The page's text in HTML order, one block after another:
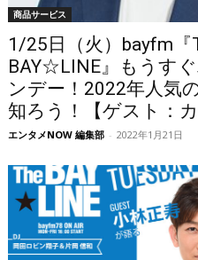
商品サービス
1/25日（火）bayfm『
BAY☆LINE』もうす
ンデー！2022年人気
知ろう！【ゲスト：カ
エンタメNOW 編集部 - 2022年1月21日